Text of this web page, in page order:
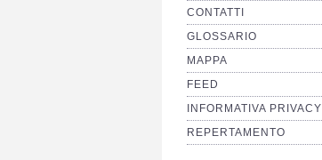
CONTATTI
GLOSSARIO
MAPPA
FEED
INFORMATIVA PRIVACY
REPERTAMENTO